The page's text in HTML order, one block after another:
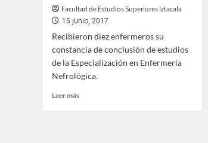
Facultad de Estudios Superiores Iztacala
15 junio, 2017
Recibieron diez enfermeros su
constancia de conclusión de estudios
de la Especialización en Enfermería
Nefrológica.
Leer másLeer